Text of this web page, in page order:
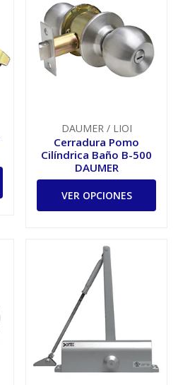
DAUMER / LIOI
Cerradura Pomo
Cilíndrica Baño B-500
DAUMER
VER OPCIONES